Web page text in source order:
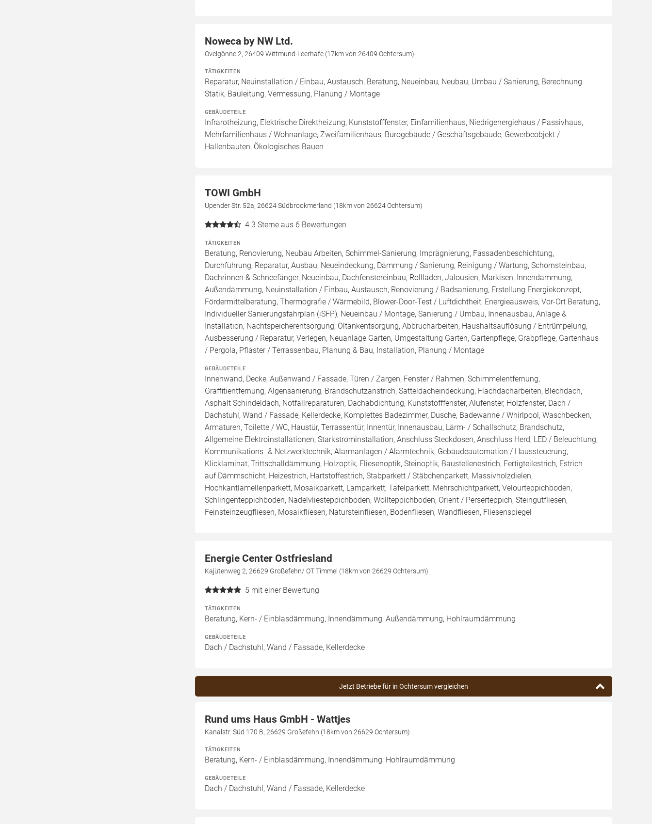
Noweca by NW Ltd.
Ovelgönne 2, 26409 Wittmund-Leerhafe (17km von 26409 Ochtersum)
TÄTIGKEITEN
Reparatur, Neuinstallation / Einbau, Austausch, Beratung, Neueinbau, Neubau, Umbau / Sanierung, Berechnung
Statik, Bauleitung, Vermessung, Planung / Montage
GEBÄUDETEILE
Infrarotheizung, Elektrische Direktheizung, Kunststofffenster, Einfamilienhaus, Niedrigenergiehaus / Passivhaus,
Mehrfamilienhaus / Wohnanlage, Zweifamilienhaus, Bürogebäude / Geschäftsgebäude, Gewerbeobjekt /
Hallenbauten, Ökologisches Bauen
TOWI GmbH
Upender Str. 52a, 26624 Südbrookmerland (18km von 26624 Ochtersum)
4.3 Sterne aus 6 Bewertungen
TÄTIGKEITEN
Beratung, Renovierung, Neubau Arbeiten, Schimmel-Sanierung, Imprägnierung, Fassadenbeschichtung,
Durchführung, Reparatur, Ausbau, Neueindeckung, Dämmung / Sanierung, Reinigung / Wartung, Schornsteinbau,
Dachrinnen & Schneefänger, Neueinbau, Dachfenstereinbau, Rollläden, Jalousien, Markisen, Innendämmung,
Außendämmung, Neuinstallation / Einbau, Austausch, Renovierung / Badsanierung, Erstellung Energiekonzept,
Fördermittelberatung, Thermografie / Wärmebild, Blower-Door-Test / Luftdichtheit, Energieausweis, Vor-Ort Beratung,
Individueller Sanierungsfahrplan (iSFP), Neueinbau / Montage, Sanierung / Umbau, Innenausbau, Anlage &
Installation, Nachtspeicherentsorgung, Öltankentsorgung, Abbrucharbeiten, Haushaltsauflösung / Entrümpelung,
Ausbesserung / Reparatur, Verlegen, Neuanlage Garten, Umgestaltung Garten, Gartenpflege, Grabpflege, Gartenhaus
/ Pergola, Pflaster / Terrassenbau, Planung & Bau, Installation, Planung / Montage
GEBÄUDETEILE
Innenwand, Decke, Außenwand / Fassade, Türen / Zargen, Fenster / Rahmen, Schimmelentfernung,
Graffitientfernung, Algensanierung, Brandschutzanstrich, Satteldacheindeckung, Flachdacharbeiten, Blechdach,
Asphalt Schindeldach, Notfallreparaturen, Dachabdichtung, Kunststofffenster, Alufenster, Holzfenster, Dach /
Dachstuhl, Wand / Fassade, Kellerdecke, Komplettes Badezimmer, Dusche, Badewanne / Whirlpool, Waschbecken,
Armaturen, Toilette / WC, Haustür, Terrassentür, Innentür, Innenausbau, Lärm- / Schallschutz, Brandschutz,
Allgemeine Elektroinstallationen, Starkstrominstallation, Anschluss Steckdosen, Anschluss Herd, LED / Beleuchtung,
Kommunikations- & Netzwerktechnik, Alarmanlagen / Alarmtechnik, Gebäudeautomation / Haussteuerung,
Klicklaminat, Trittschalldämmung, Holzoptik, Fliesenoptik, Steinoptik, Baustellenestrich, Fertigteilestrich, Estrich
auf Dämmschicht, Heizestrich, Hartstoffestrich, Stabparkett / Stäbchenparkett, Massivholzdielen,
Hochkantlamellenparkett, Mosaikparkett, Lamparkett, Tafelparkett, Mehrschichtparkett, Velourteppichboden,
Schlingenteppichboden, Nadelvliesteppichboden, Wollteppichboden, Orient / Perserteppich, Steingutfliesen,
Feinsteinzeugfliesen, Mosaikfliesen, Natursteinfliesen, Bodenfliesen, Wandfliesen, Fliesenspiegel
Energie Center Ostfriesland
Kajütenweg 2, 26629 Großefehn/ OT Timmel (18km von 26629 Ochtersum)
5 mit einer Bewertung
TÄTIGKEITEN
Beratung, Kern- / Einblasdämmung, Innendämmung, Außendämmung, Hohlraumdämmung
GEBÄUDETEILE
Dach / Dachstuhl, Wand / Fassade, Kellerdecke
Jetzt Betriebe für in Ochtersum vergleichen
Rund ums Haus GmbH - Wattjes
Kanalstr. Süd 170 B, 26629 Großefehn (18km von 26629 Ochtersum)
TÄTIGKEITEN
Beratung, Kern- / Einblasdämmung, Innendämmung, Hohlraumdämmung
GEBÄUDETEILE
Dach / Dachstuhl, Wand / Fassade, Kellerdecke